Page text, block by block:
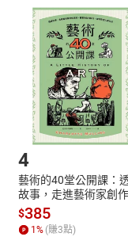
點選「瀏覽訂單明細
退貨。
付款方式
Payment
號，下載書籍後
4
藝術的40堂公開課：
故事，走進藝術家創作
場，看藝術如何誕生、
何形塑人類生活【電子
書】
$385
1% (賺3點)